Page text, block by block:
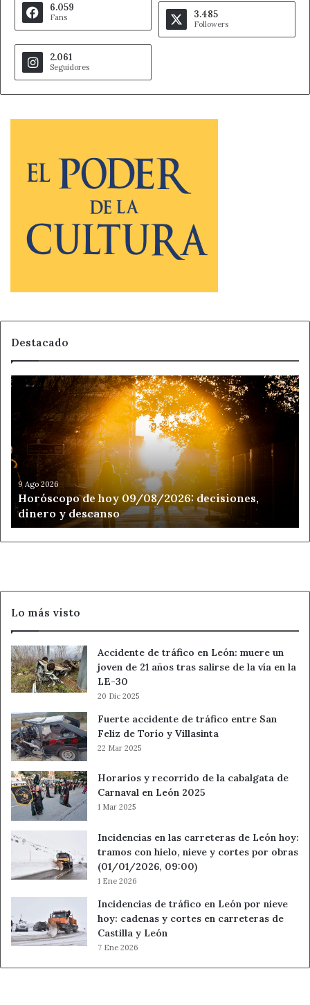
6.059
Fans 3.485
Followers
2.061
Seguidores
Destacado
Horóscopo
09/08/2026:
decisiones,
dinero
y
descanso
9 Ago 2026
Horóscopo de hoy 09/08/2026: decisiones,
dinero y descanso
Lo más visto
Accidente de tráfico en León: muere un
joven de 21 años tras salirse de la vía en la
LE-30
20 Dic 2025
Fuerte accidente de tráfico entre San
Feliz de Torío y Villasinta
22 Mar 2025
Horarios y recorrido de la cabalgata de
Carnaval en León 2025
1 Mar 2025
Incidencias en las carreteras de León hoy:
tramos con hielo, nieve y cortes por obras
(01/01/2026, 09:00)
1 Ene 2026
Incidencias de tráfico en León por nieve
hoy: cadenas y cortes en carreteras de
Castilla y León
7 Ene 2026